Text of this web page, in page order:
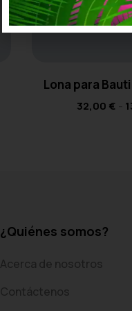
Lona para
32,00 €
¿Quiénes somos?
Acerca de nosotros
Contáctenos